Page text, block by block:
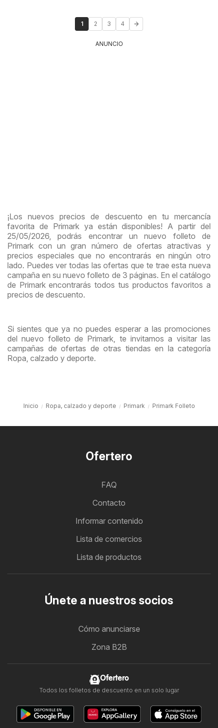
1 2 3 4
ANUNCIO
¡Los nuevos precios de descuento en tu mercancía
favorita de Primark ya están disponibles! A partir del
25/05/2026, podrás encontrar un nuevo folleto de
Primark con un gran número de ofertas atractivas y
precios especiales que no encontrarás en ningún otro
lado. Puedes ver todas las ofertas que te trae esta nueva
campaña en su nuevo folleto de 3 páginas. En el catálogo
de Primark encontrarás todos tus productos favoritos a
precios de descuento.
Si sientes que ya no puedes esperar a las promociones
del nuevo folleto de Primark, te invitamos a visitar las
campañas de ofertas de otras tiendas en la categoría
Ropa, calzado y deporte.
Inicio Ropa, calzado y deporte Primark Primark Folleto
Ofertero
FAQ
Contacto
Informar contenido
Lista de comercios
Lista de productos
Únete a nuestros socios
Cómo anunciarse
Zona B2B
Ofertero
Todos los folletos de descuento en un solo lugar